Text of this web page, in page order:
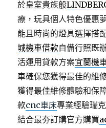
於皇室貴族般
療，玩具個人特色優惠
能且時尚的燈具選擇搭
城機車借款自備行照既
活運用貸款方案宜蘭機
車確保您獲得最佳的維
獲得最佳維修體驗和保
款cnc車床專業經驗瑞
結合最夯訂購官方購買